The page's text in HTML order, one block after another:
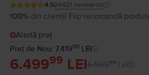
4.924421 review-uri
100% din clienții Flip recomandă
Alertă preț
Preț de Nou: 7.41900 LEI
6.49999 LEI6.59999 Lei